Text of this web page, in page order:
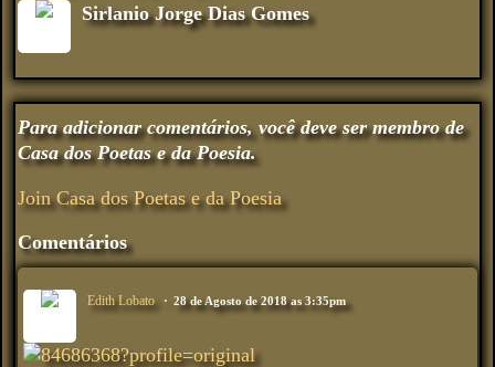
Sirlanio Jorge Dias Gomes
Para adicionar comentários, você deve ser membro de
Casa dos Poetas e da Poesia.
Join Casa dos Poetas e da Poesia
Comentários
Edith Lobato 28 de Agosto de 2018 as 3:35pm